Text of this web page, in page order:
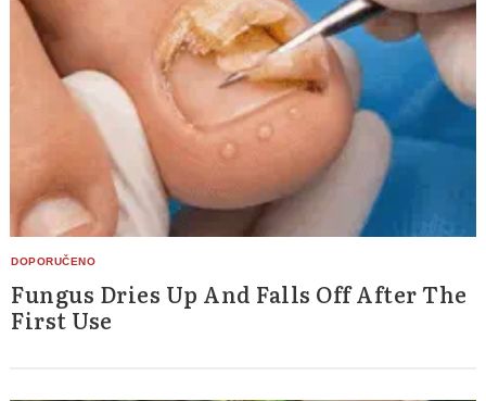
Fungus Dries Up And Falls Off After The
First Use